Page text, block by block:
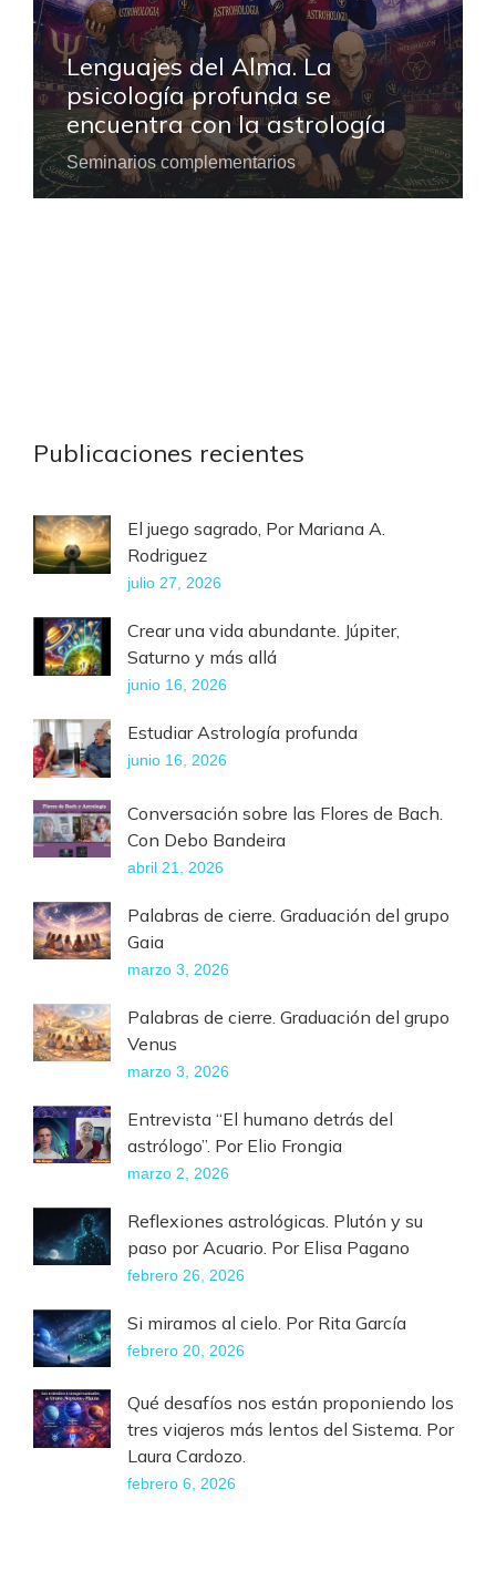
Lenguajes del Alma. La
psicología profunda se
encuentra con la astrología
Seminarios complementarios
Publicaciones recientes
El juego sagrado, Por Mariana A.
Rodriguez
julio 27, 2026
Crear una vida abundante. Júpiter,
Saturno y más allá
junio 16, 2026
Estudiar Astrología profunda
junio 16, 2026
Conversación sobre las Flores de Bach.
Con Debo Bandeira
abril 21, 2026
Palabras de cierre. Graduación del grupo
Gaia
marzo 3, 2026
Palabras de cierre. Graduación del grupo
Venus
marzo 3, 2026
Entrevista “El humano detrás del
astrólogo”. Por Elio Frongia
marzo 2, 2026
Reflexiones astrológicas. Plutón y su
paso por Acuario. Por Elisa Pagano
febrero 26, 2026
Si miramos al cielo. Por Rita García
febrero 20, 2026
Qué desafíos nos están proponiendo los
tres viajeros más lentos del Sistema. Por
Laura Cardozo.
febrero 6, 2026